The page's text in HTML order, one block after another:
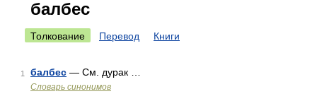
балбес
Толкование Перевод Книги
1 балбес — См. дурак …
Словарь синонимов